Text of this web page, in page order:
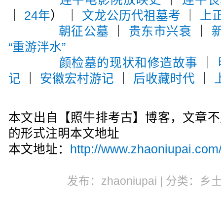
24年） ｜ 文龙公历代祖墓考
上
朝征公墓
贵东市兴衰
“重游泮水”
颜检墓的现状和修造故事
记
安徽宏村游记 后收藏时代
本文出自【照牛排考古】博客，文章
的形式注明本文地址
本文地址： http://
发布：zhaoniupai | 分类：乡